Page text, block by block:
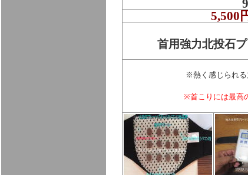
5,500
首用強力北投石
※熱く感じられる
※首こりには最高